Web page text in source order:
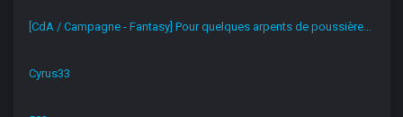
[CdA / Campagne - Fantasy] Pour quelques arpents de poussière...
Cyrus33